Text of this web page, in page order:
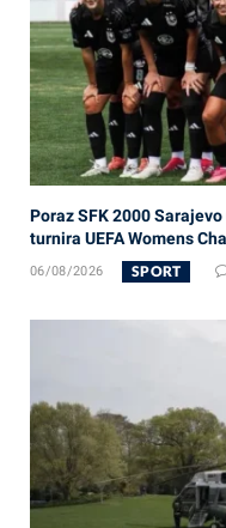
Poraz SFK 2000
turnira UEFA Womens
06/08/2026 SPORT